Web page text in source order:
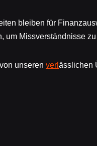
bleiben für
um Missverständnisse
unseren verl ässlichen